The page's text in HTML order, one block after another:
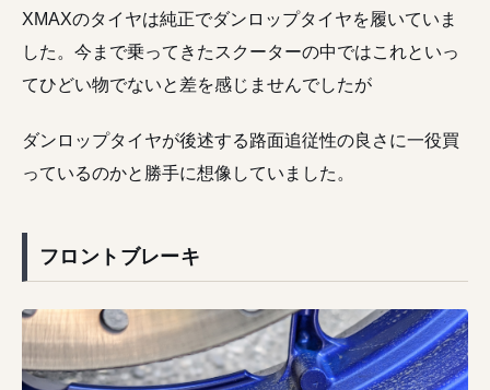
XMAXのタイヤは純正でダンロップタイヤを履いていま
した。今まで乗ってきたスクーターの中ではこれといっ
てひどい物でないと差を感じませんでしたが
ダンロップタイヤが後述する路面追従性の良さに一役買
っているのかと勝手に想像していました。
フロントブレーキ